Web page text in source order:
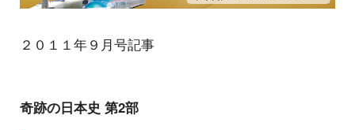
２０１１年９月号記事
奇跡の日本史 第2部